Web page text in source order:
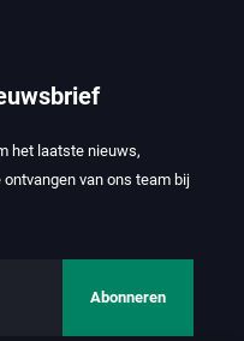
het laatste nieuws,
van ons team bij
Abonneren